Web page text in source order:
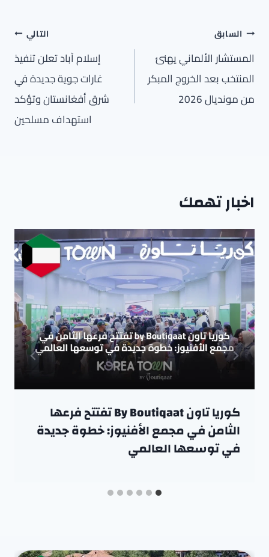
تصفّح
المقالات
السابق
المستشار الألماني يهنئ
المنتخب بعد الخروج المبكر
من مونديال 2026
التالي
إسلام آباد تعلن تنفيذ
غارات جوية جديدة في
شرق أفغانستان وتؤكد
استهداف مسلحين
اخبار تهمك
كوريا تاون By Boutiqaat تفتتح فرعها
الثامن في مجمع الأفنيوز: خطوة جديدة
في توسعها العالمي